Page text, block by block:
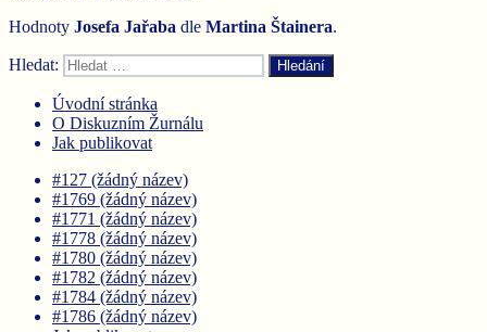
Hodnoty Josefa Jařaba dle Martina Štainera.
Hledat: Hledání
Úvodní stránka
O Diskuzním Žurnálu
Jak publikovat
#127 (žádný název)
#1769 (žádný název)
#1771 (žádný název)
#1778 (žádný název)
#1780 (žádný název)
#1782 (žádný název)
#1784 (žádný název)
#1786 (žádný název)